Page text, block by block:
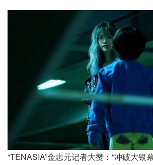
“TENASIA”金志元记者大赞：“冲破大银